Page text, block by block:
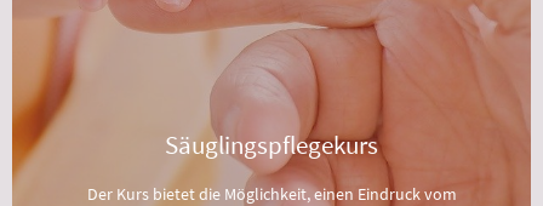
Säuglingspflegekurs
Der Kurs bietet die Möglichkeit, einen Eindruck vom
Hautpflege und natürlich wird auch auf einzelne Fragen
jederzeit eingegangen.
Anmeldung